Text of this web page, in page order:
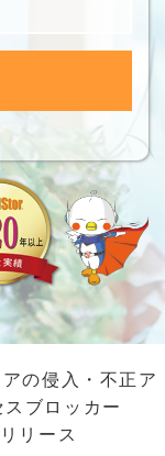
の侵入・不正ア
ブロッカー
リース